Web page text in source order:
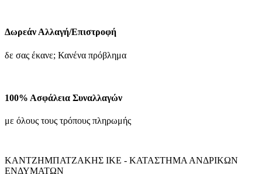
Δωρεάν Αλλαγή/Επιστροφή
δε σας έκανε; Κανένα πρόβλημα
100% Ασφάλεια Συναλλαγών
με όλους τους τρόπους πληρωμής
ΚΑΝΤΖΗΜΠΑΤΖΑΚΗΣ ΙΚΕ - ΚΑΤΑΣΤΗΜΑ ΑΝΔΡΙΚΩΝ
ΕΝΔΥΜΑΤΩΝ